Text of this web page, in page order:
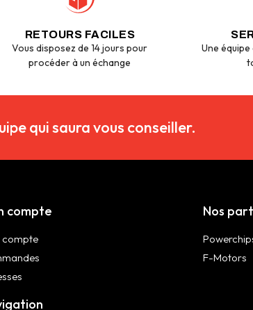
RETOURS FACILES
Vous disposez de 14 jours pour
procéder à un échange
Une
qui saura vous conseiller.
compte
compte
Nos
F-Motors